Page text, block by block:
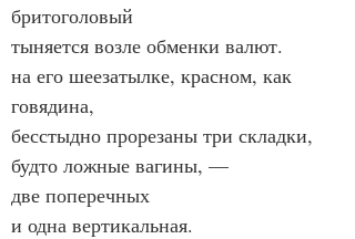
бритоголовый
тыняется возле обменки валют.
на его шеезатылке, красном, как
говядина,
бесстыдно прорезаны три складки,
будто ложные вагины, —
две поперечных
и одна вертикальная.